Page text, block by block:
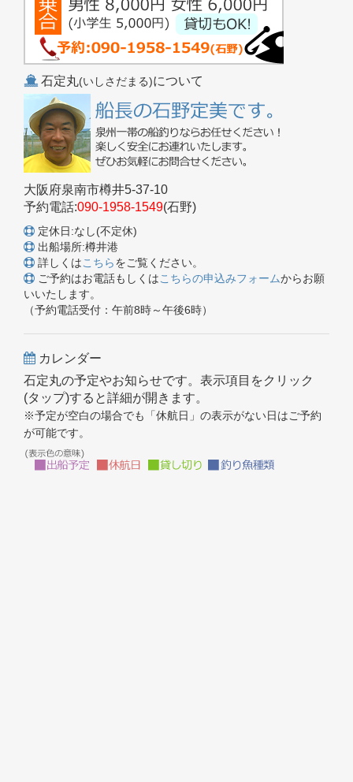
石定丸(いしさだまる)について
大阪府泉南市樽井5-37-10
予約電話:090-1958-1549(石野)
定休日:なし(不定休)
出船場所:樽井港
詳しくはこちらをご覧ください。
ご予約はお電話もしくはこちらの申込みフォームからお願
いいたします。
（予約電話受付：午前8時～午後6時）
カレンダー
石定丸の予定やお知らせです。表示項目をクリック
(タップ)すると詳細が開きます。
※予定が空白の場合でも「休航日」の表示がない日はご予約
が可能です。